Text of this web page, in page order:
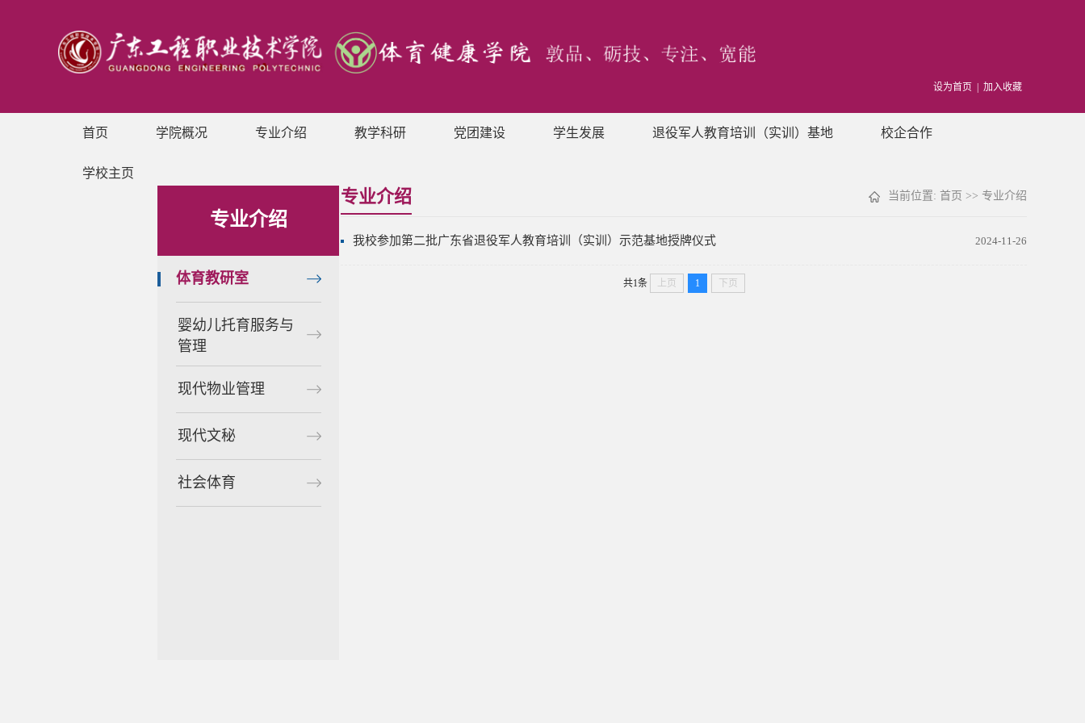
设为首页 加入收藏
首页 学院概况 专业介绍 教学科研 党团建设 学生发展 退役军人教育培训（实训）基地 校企合作
学校主页
专业介绍
体育教研室
婴幼儿托育服务与
管理
现代物业管理
现代文秘
社会体育
专业介绍 当前位置: 首页 >> 专业介绍
我校参加第二批广东省退役军人教育培训（实训）示范基地授牌仪式 2024-11-26
共1条 上页 1 下页